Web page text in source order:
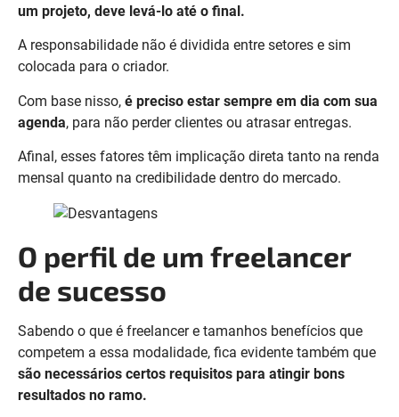
um projeto, deve levá-lo até o final.
A responsabilidade não é dividida entre setores e sim
colocada para o criador.
Com base nisso, é preciso estar sempre em dia com sua
agenda, para não perder clientes ou atrasar entregas.
Afinal, esses fatores têm implicação direta tanto na renda
mensal quanto na credibilidade dentro do mercado.
O perfil de um freelancer
de sucesso
Sabendo o que é freelancer e tamanhos benefícios que
competem a essa modalidade, fica evidente também que
são necessários certos requisitos para atingir bons
resultados no ramo.